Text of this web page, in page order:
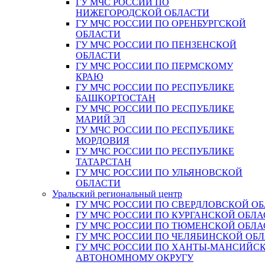
ГУ МЧС РОССИИ ПО
НИЖЕГОРОДСКОЙ ОБЛАСТИ
ГУ МЧС РОССИИ ПО ОРЕНБУРГСКОЙ
ОБЛАСТИ
ГУ МЧС РОССИИ ПО ПЕНЗЕНСКОЙ
ОБЛАСТИ
ГУ МЧС РОССИИ ПО ПЕРМСКОМУ
КРАЮ
ГУ МЧС РОССИИ ПО РЕСПУБЛИКЕ
БАШКОРТОСТАН
ГУ МЧС РОССИИ ПО РЕСПУБЛИКЕ
МАРИЙ ЭЛ
ГУ МЧС РОССИИ ПО РЕСПУБЛИКЕ
МОРДОВИЯ
ГУ МЧС РОССИИ ПО РЕСПУБЛИКЕ
ТАТАРСТАН
ГУ МЧС РОССИИ ПО УЛЬЯНОВСКОЙ
ОБЛАСТИ
Уральский региональный центр
ГУ МЧС РОССИИ ПО СВЕРДЛОВСКОЙ
ГУ МЧС РОССИИ ПО КУРГАНСКОЙ
ГУ МЧС РОССИИ ПО ТЮМЕНСКОЙ
ГУ МЧС РОССИИ ПО ЧЕЛЯБИНСКОЙ
ГУ МЧС РОССИИ ПО ХАНТЫ-
АВТОНОМНОМУ ОКРУГУ